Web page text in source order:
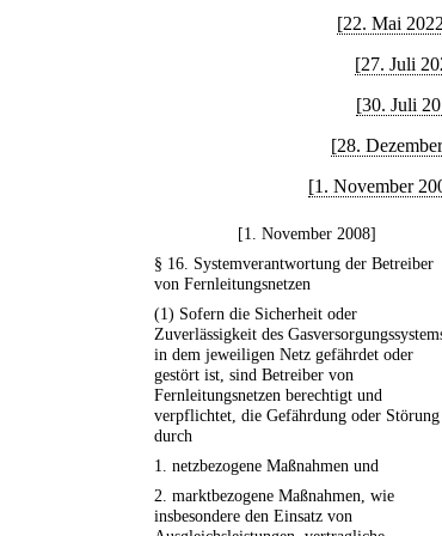
[22. Mai
[27. Juli
[30. Juli
[28.
[1. November
[1. November 2008]
§ 16. Systemverantwortung der Betreiber
von Fernleitungsnetzen
(1) Sofern die Sicherheit oder
Zuverlässigkeit des
in dem jeweiligen Netz gefährdet oder
gestört ist, sind Betreiber von
Fernleitungsnetzen berechtigt und
verpflichtet, die Gefährdung oder Störung
durch
1. netzbezogene Maßnahmen und
2. marktbezogene Maßnahmen, wie
insbesondere den Einsatz von